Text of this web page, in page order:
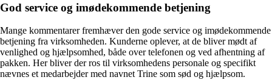
God service og imødekommende betjening
Mange kommentarer fremhæver den gode service og imødekommende
betjening fra virksomheden. Kunderne oplever, at de bliver mødt af
venlighed og hjælpsomhed, både over telefonen og ved afhentning af
pakken. Her bliver der ros til virksomhedens personale og specifikt
nævnes et medarbejder med navnet Trine som sød og hjælpsom.